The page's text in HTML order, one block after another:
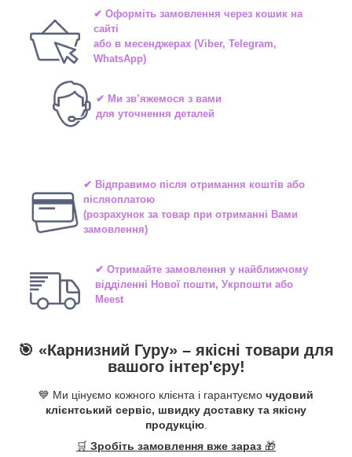
✔ Оформіть замовлення через кошик на
сайті
або в месенджерах(Viber, Telegram,
WhatsApp)
✔ Ми зв’яжемося з вами
для уточнення деталей
✔ Відправимо після отримання коштів або
післяоплатою
(розрахунок за товар при отриманні Вами
замовлення)
✔ Отримайте замовлення у найближчому
відділенні Нової пошти, Укрпошти або
Meest
🎯 «Карнизний Гуру» – якісні товари для
вашого інтер'єру!
💙 Ми цінуємо кожного клієнта і гарантуємо чудовий
клієнтський сервіс, швидку доставку та якісну
продукцію.
🛒 Зробіть замовлення вже зараз 🎁